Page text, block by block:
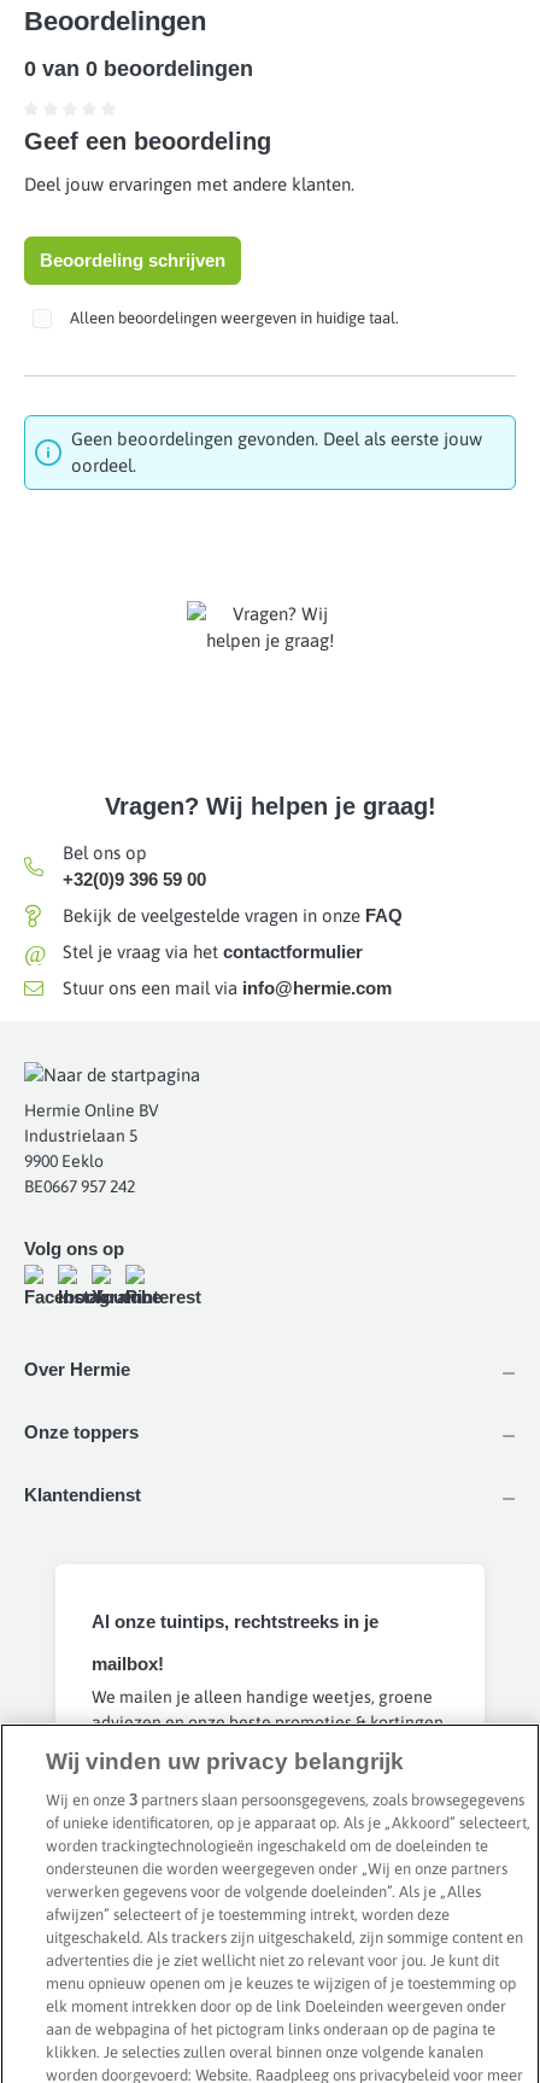
Beoordelingen
0 van 0 beoordelingen
Gemiddelde waardering van 0 van 5 sterren
Geef een beoordeling
Deel jouw ervaringen met andere klanten.
Beoordeling schrijven
Alleen beoordelingen weergeven in huidige taal.
Geen beoordelingen gevonden. Deel als eerste jouw
oordeel.
Vragen? Wij helpen je graag!
Bel ons op
+32(0)9 396 59 00
Bekijk de veelgestelde vragen in onze FAQ
@ Stel je vraag via het contactformulier
Stuur ons een mail via info@hermie.com
Hermie Online BV
Industrielaan 5
9900 Eeklo
BE0667 957 242
Volg ons op
Over Hermie
Onze toppers
Klantendienst
Al onze tuintips, rechtstreeks in je
mailbox!
We mailen je alleen handige weetjes, groene
adviezen en onze beste promoties & kortingen.
op elk moment uitschrijven. Geen spam,
beloofd 🤞
Inschrijven
Privacybeleid
Veilig betalen met
Wij vinden uw privacy belangrijk
Wij en onze3 partners slaan persoonsgegevens, zoals browsegegevens
of unieke identificatoren, op je apparaat op. Als je „Akkoord” selecteert,
worden trackingtechnologieën ingeschakeld om de doeleinden te
ondersteunen die worden weergegeven onder „Wij en onze partners
verwerken gegevens voor de volgende doeleinden”. Als je „Alles
afwijzen” selecteert of je toestemming intrekt, worden deze
uitgeschakeld. Als trackers zijn uitgeschakeld, zijn sommige content en
advertenties die je ziet wellicht niet zo relevant voor jou. Je kunt dit
menu opnieuw openen om je keuzes te wijzigen of je toestemming op
elk moment intrekken door op de link Doeleinden weergeven onder
aan de webpagina of het pictogram links onderaan op de pagina te
klikken. Je selecties zullen overal binnen onze volgende kanalen
worden doorgevoerd: Website. Raadpleeg ons privacybeleid voor meer